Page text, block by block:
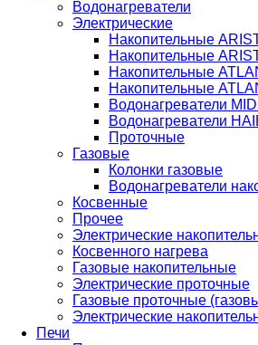
Водонагреватели
Электрические
Накопительные
Накопительные
Накопительные
Накопительные
Водонагреватели
Водонагреватели
Проточные
Газовые
Колонки газовые
Водонагреватели
Косвенные
Прочее
Электрические
Косвенного нагрева
Газовые накопительные
Электрические проточные
Газовые проточные
Электрические
Печи